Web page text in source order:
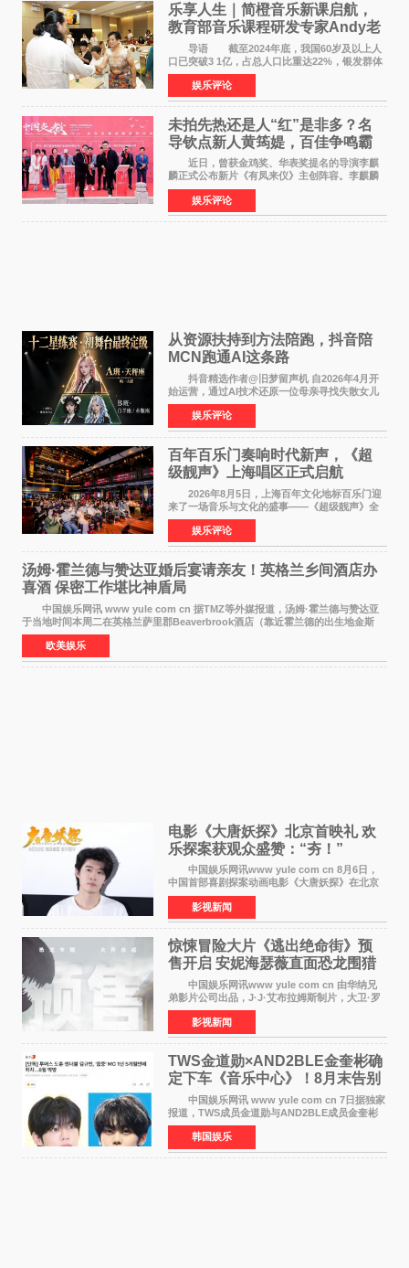
乐享人生｜简橙音乐新课启航，
教育部音乐课程研发专家Andy老
师重磅入驻领航银龄琴声
导语 截至2024年底，我国60岁及以上人
口已突破3 1亿，占总人口比重达22%，银发群体
的精神文化需求日益凸显。2024年1月，国务院办
公厅印发《关于发展银发经济增进老年人福祉的
意见》——这是
娱乐评论
未拍先热还是人“红”是非多？名
导钦点新人黄筠媞，百佳争鸣霸
气回应
近日，曾获金鸡奖、华表奖提名的导演李麒
麟正式公布新片《有凤来仪》主创阵容。李麒麟
早年凭电影《华容道》获得金鸡奖、华表奖提
名，此后长期参与国内外电影制作，其担任制片
人参与的作品亦曾
娱乐评论
从资源扶持到方法陪跑，抖音陪
MCN跑通AI这条路
抖音精选作者@旧梦留声机 自2026年4月开
始运营，通过AI技术还原一位母亲寻找失散女儿
的故事，凭借强情感表达获得大量用户关注，发
布仅21小时便获得超1亿曝光、超1000万互动。
此后，账号持续沿
娱乐评论
百年百乐门奏响时代新声，《超
级靓声》上海唱区正式启航
2026年8月5日，上海百年文化地标百乐门迎
来了一场音乐与文化的盛事——《超级靓声》全
国励志音乐公益节目上海唱区新闻发布会暨启动
仪式在此隆重举行。各界领导、嘉宾与媒体朋友
齐聚一堂，共同
娱乐评论
汤姆·霍兰德与赞达亚婚后宴请亲友！英格兰乡间酒店办
喜酒 保密工作堪比神盾局
中国娱乐网讯 www yule com cn 据TMZ等外媒报道，汤姆·霍兰德与赞达亚
于当地时间本周二在英格兰萨里郡Beaverbrook酒店（靠近霍兰德的出生地金斯
顿）举办婚宴，邀请家人与朋友们喝喜酒，庆祝
欧美娱乐
电影《大唐妖探》北京首映礼 欢
乐探案获观众盛赞：“夯！”
中国娱乐网讯www yule com cn 8月6日，
中国首部喜剧探案动画电影《大唐妖探》在北京
举办电影首映礼。导演程腾、联合导演黄珉、总
制片人曹紫建、制片人李莹莹，配音导演张喆，
对白指导程寅，领
影视新闻
惊悚冒险大片《逃出绝命街》预
售开启 安妮海瑟薇直面恐龙围猎
中国娱乐网讯www yule com cn 由华纳兄
弟影片公司出品，J·J·艾布拉姆斯制片，大卫·罗
伯特·米切尔执导，好莱坞巨星安妮·海瑟薇和伊万
·麦克格雷格领衔主演的2026暑期惊悚冒险大片
《逃出绝
影视新闻
TWS金道勋×AND2BLE金奎彬确
定下车《音乐中心》！8月末告别
MC席位
中国娱乐网讯 www yule com cn 7日据独家
报道，TWS成员金道勋与AND2BLE成员金奎彬
将于8月离开《音乐中心》MC的位置。 金道
勋与金奎彬于去年3月与H2H A-NA一起被选为
《音乐中心》MC，约1
韩国娱乐